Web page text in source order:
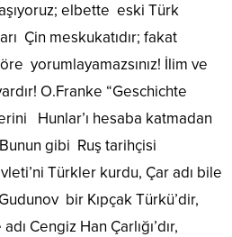
elbette eski Türk
Çin meskukatıdır; fakat
yorumlayamazsınız! İlim ve
O.Franke “Geschichte
Hunlar’ı hesaba katmadan
gibi Ruş tarihçisi
Türkler kurdu, Çar adı bile
bir Kıpçak Türkü’dir,
Cengiz Han Çarlığı’dır,